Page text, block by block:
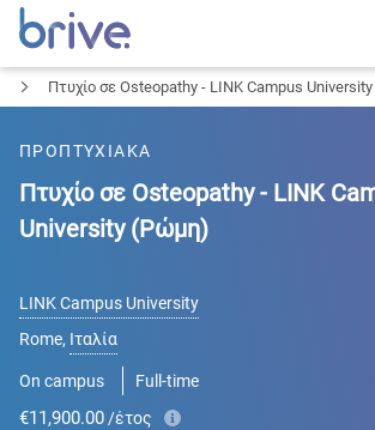
Πτυχίο σε Osteopathy - LINK Campus
ΠΡΟΠΤΥΧΙΑΚΑ
Πτυχίο σε Osteopathy - LINK
University (Ρώμη)
LINK Campus University
Rome, Ιταλία
On campus Full-time
€11,900.00 /έτος